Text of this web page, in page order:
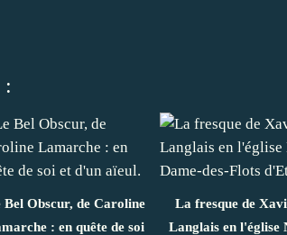
Bel Obscur, de Caroline
: en quête de soi
La fresque de
Langlais en l'église